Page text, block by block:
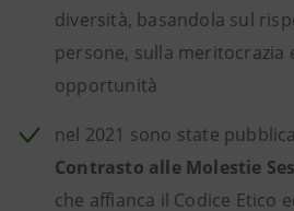
diversità, basandola sul
persone, sulla meritocrazia
opportunità
nel 2021 sono state
Contrasto alle Molestie
che affianca il Codice Etico